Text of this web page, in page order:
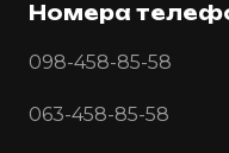
Номера
098-458-85-58
063-458-85-58